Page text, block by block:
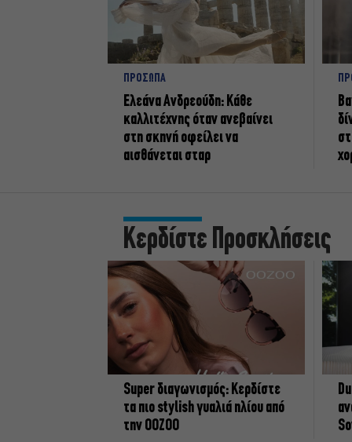
ΠΡΟΣΩΠΑ
Ελεάνα Ανδρεούδη: Κάθε
καλλιτέχνης όταν ανεβαίνει
στη σκηνή οφείλει να
αισθάνεται σταρ
Κερδίστε Προσκλήσεις
Super διαγωνισμός: Κερδίστε
τα πιο stylish γυαλιά ηλίου από
την OOZOO